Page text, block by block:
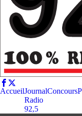
AccueilJournal
Radio
92,5
Concours